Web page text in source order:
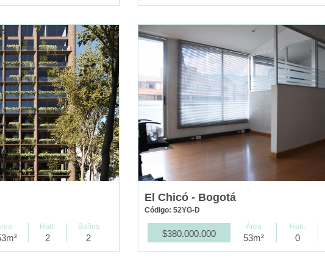
Hab.
2
Baños
2
El Chicó - Bogotá
Código: 52YG-D
$380.000.000
Área
53m²
Hab.
0